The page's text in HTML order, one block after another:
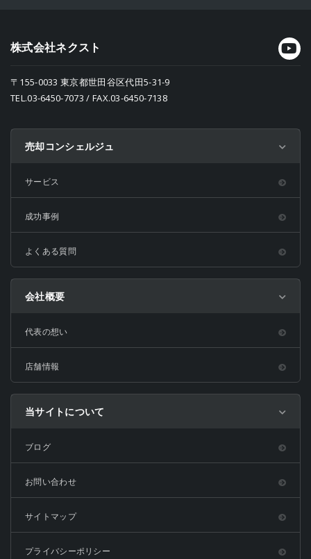
株式会社ネクスト
〒155-0033 東京都世田谷区代田5-31-9
TEL.03-6450-7073 / FAX.03-6450-7138
売却コンシェルジュ
サービス
成功事例
よくある質問
会社概要
代表の想い
店舗情報
当サイトについて
ブログ
お問い合わせ
サイトマップ
プライバシーポリシー